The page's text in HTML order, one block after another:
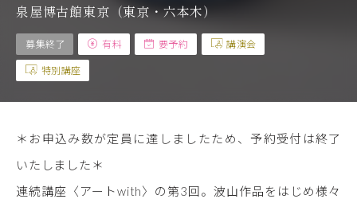
泉屋博古館東京（東京・六本木）
募集終了 有料 要予約 講演会
特別講座
＊お申込み数が定員に達しましたため、予約受付は終了
いたしました＊
連続講座〈アートwith〉の第3回。波山作品をはじめ様々